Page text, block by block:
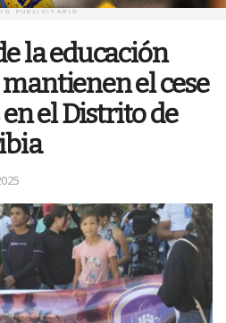
PUBLICITARIO
la educación
el cese
el Distrito de